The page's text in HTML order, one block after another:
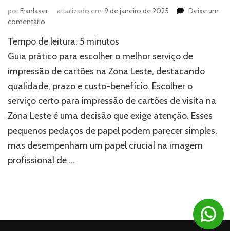
porFranlaser atualizado em 9 de janeiro de 2025
Deixe um
comentário
escolher
o
melhor
serviço
de
impressão
de
cartões
na
leste?
Tempo de leitura: 5 minutos
Guia prático para escolher o melhor serviço de
impressão de cartões na Zona Leste, destacando
qualidade, prazo e custo-benefício. Escolher o
serviço certo para impressão de cartões de visita na
Zona Leste é uma decisão que exige atenção. Esses
pequenos pedaços de papel podem parecer simples,
mas desempenham um papel crucial na imagem
profissional de …